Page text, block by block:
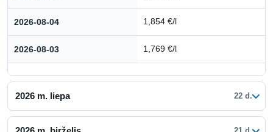
2026-08-04 1,854 €/l
2026-08-03 1,769 €/l
2026 m. liepa 22 d.